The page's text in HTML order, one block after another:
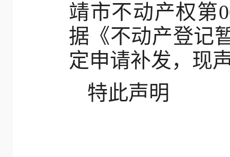
靖市不动产权第
据《不动产登记
定申请补发，现
特此声明